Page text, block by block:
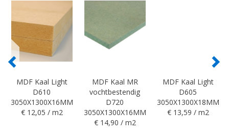
MDF Kaal Light
D610
3050X1300X16MM
€ 12,05 / m2
MDF Kaal MR
vochtbestendig
D720
3050X1300X16MM
€ 14,90 / m2
MDF Kaal Light
D605
3050X1300X18MM
€ 13,59 / m2